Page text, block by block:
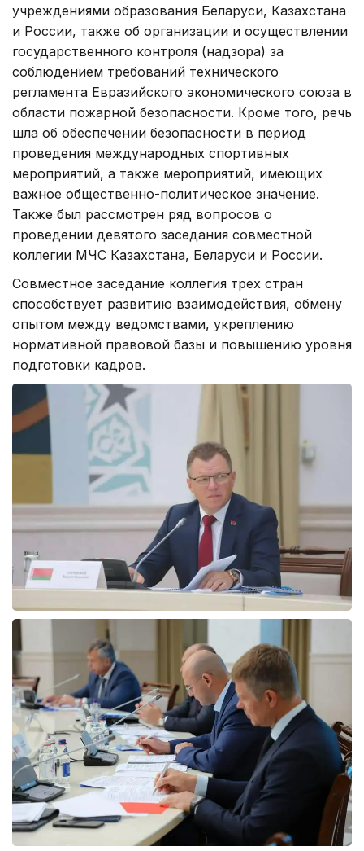
учреждениями образования Беларуси, Казахстана
и России, также об организации и осуществлении
государственного контроля (надзора) за
соблюдением требований технического
регламента Евразийского экономического союза в
области пожарной безопасности. Кроме того, речь
шла об обеспечении безопасности в период
проведения международных спортивных
мероприятий, а также мероприятий, имеющих
важное общественно-политическое значение.
Также был рассмотрен ряд вопросов о
проведении девятого заседания совместной
коллегии МЧС Казахстана, Беларуси и России.
Совместное заседание коллегия трех стран
способствует развитию взаимодействия, обмену
опытом между ведомствами, укреплению
нормативной правовой базы и повышению уровня
подготовки кадров.